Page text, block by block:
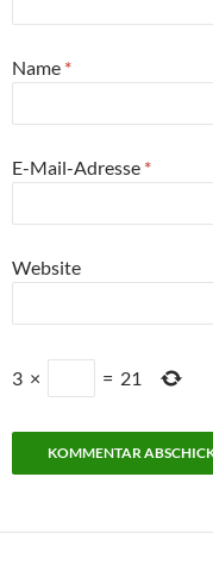
Name *
E-Mail-Adresse *
Website
3 × = 21